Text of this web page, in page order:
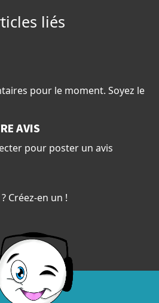
liés
pour le moment. Soyez le
AVIS
pour poster un avis
Créez-en un !